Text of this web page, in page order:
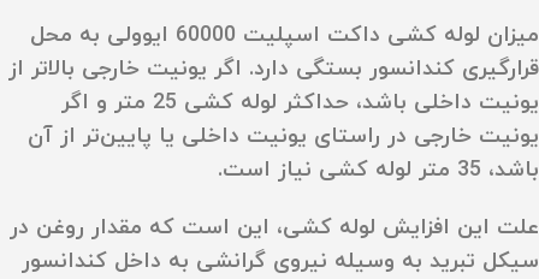
میزان لوله کشی داکت اسپلیت 60000 ایوولی به محل
قرارگیری کندانسور بستگی دارد. اگر یونیت خارجی بالاتر از
یونیت داخلی باشد، حداکثر لوله کشی 25 متر و اگر
یونیت خارجی در راستای یونیت داخلی یا پایین‌تر از آن
باشد، 35 متر لوله کشی نیاز است.
علت این افزایش لوله کشی، این است که مقدار روغن در
سیکل تبرید به وسیله نیروی گرانشی به داخل کندانسور